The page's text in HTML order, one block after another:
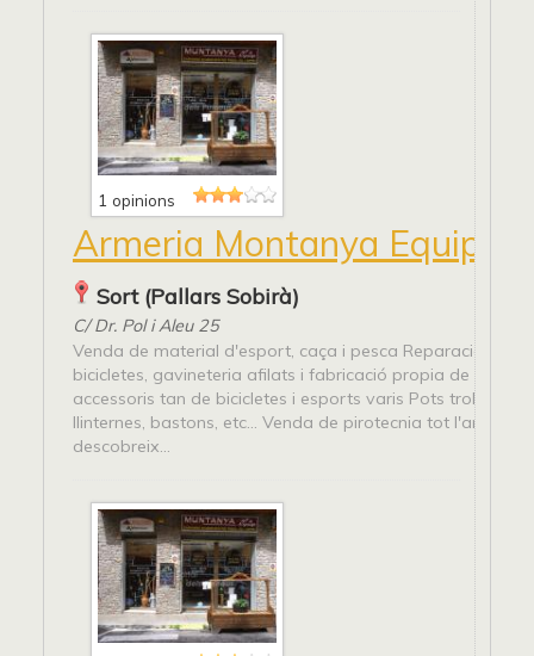
1 opinions
Armeria Montanya Equip
Sort (Pallars Sobirà)
C/ Dr. Pol i Aleu 25
Venda de material d'esport, caça i pesca Reparació
bicicletes, gavineteria afilats i fabricació propia de
accessoris tan de bicicletes i esports varis Pots trobar
llinternes, bastons, etc... Venda de pirotecnia tot l'any
descobreix...